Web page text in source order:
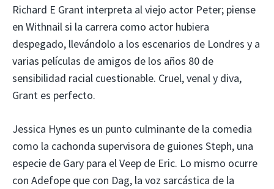
Richard E Grant interpreta al viejo actor Peter; piense
en Withnail si la carrera como actor hubiera
despegado, llevándolo a los escenarios de Londres y a
varias películas de amigos de los años 80 de
sensibilidad racial cuestionable. Cruel, venal y diva,
Grant es perfecto.
Jessica Hynes es un punto culminante de la comedia
como la cachonda supervisora ​​de guiones Steph, una
especie de Gary para el Veep de Eric. Lo mismo ocurre
con Adefope que con Dag, la voz sarcástica de la